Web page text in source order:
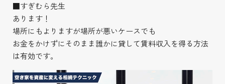
■すぎむら先生
あります！
場所にもよりますが場所が悪いケースでも
お金をかけずにそのまま誰かに貸して賃料収入を得る方法
は有効です。